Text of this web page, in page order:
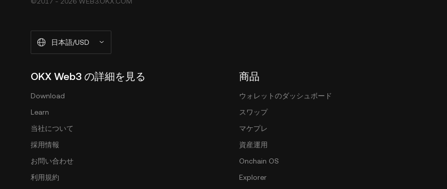
日本語/USD
OKX Web3 の詳細を見る
Download
Learn
当社について
採用情報
お問い合わせ
利用規約
商品
ウォレットのダッシュボード
スワップ
マケプレ
資産運用
Onchain OS
Explorer